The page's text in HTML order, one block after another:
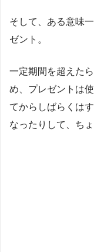
そして、ある意味
ゼント。
一定期間を超えた
め、プレゼントは
てからしばらくは
なったりして、ち